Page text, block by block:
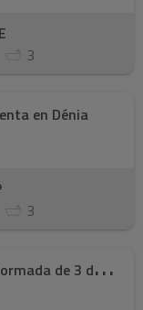
3
en Dénia
3
P
reciosa villa reformada de 3 dormitorios con ...